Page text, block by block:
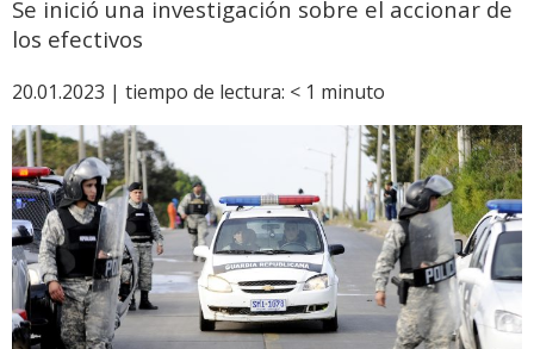
Se inició una investigación sobre el accionar de
los efectivos
20.01.2023 | tiempo de lectura: < 1 minuto